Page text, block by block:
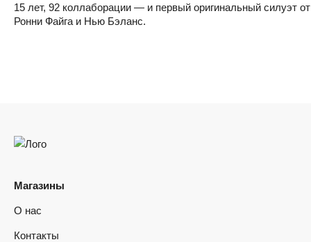
15 лет, 92 коллаборации — и первый оригинальный силуэт от
Ронни Файга и Нью Бэланс.
Магазины
О нас
Контакты